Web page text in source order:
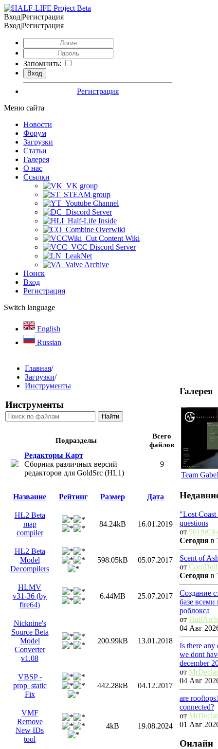
Вход|Регистрация
Вход|Регистрация
Запомнить:
Регистрация
Меню сайта
Новости
Форум
Загрузки
Статьи
Галерея
О нас
Ссылки
VK group
STEAM group
Youtube Channel
Discord Server
Half-Life Inside
Combine Overwiki
Cut Content Wiki
VCC Discord Server
LeakNet
Valve Archive
Поиск
Вход
Регистрация
Switch language
English
Russian
Главная/
Загрузки/
Инструменты
Инструменты
Подразделы
Всего
файлов
Редакторы Карт
Сборник различных версий
редакторов для GoldSrc (HL1)
9
Название Рейтинг Размер Дата
HL2 Beta
map
compiler
84.24kB 16.01.2019
HL2 Beta
Model
Decompilers
598.05kB 05.07.2017
HLMV
v31-36 (by
fire64)
6.44MB 25.07.2017
Nicknine's
Source Beta
Model
Converter
v1.08
200.99kB 13.01.2018
VBSP -
prop_static
Fix
442.28kB 04.12.2017
VMF
Remove
New IDs
tool
4kB 19.08.2024
Галерея
Team
"Lost
questions
от
Сегодня в
Scent of
от ComDoll
Сегодня в
Создание
базе
роблокса
от
04 Авг
Is there
we dont
december
от
04 Авг
are
connected?
от
01 Авг
Онлайн